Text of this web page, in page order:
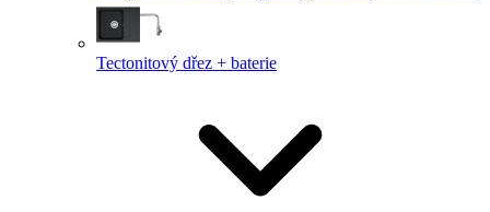
Tectonitový dřez + baterie